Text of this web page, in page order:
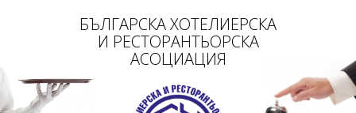
БЪЛГАРСКА ХОТЕЛИЕРСКА
И РЕСТОРАНТЬОРСКА
АСОЦИАЦИЯ